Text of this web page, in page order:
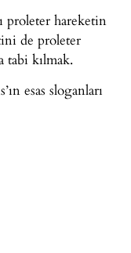
proleter hareketin
de proleter
tabi kılmak.
esas sloganları